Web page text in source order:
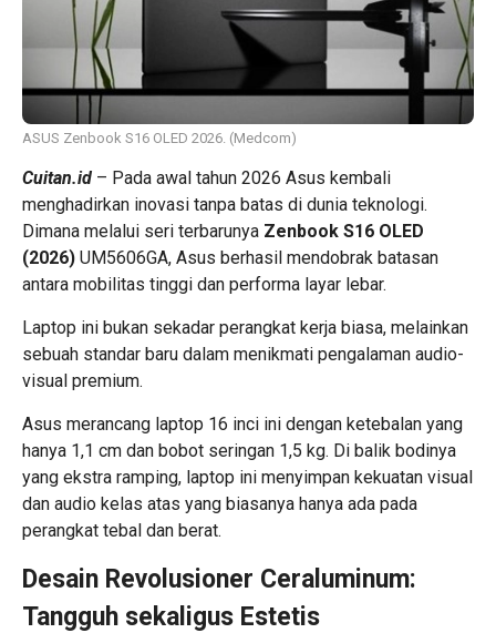
ASUS Zenbook S16 OLED 2026. (Medcom)
Cuitan.id – Pada awal tahun 2026 Asus kembali
menghadirkan inovasi tanpa batas di dunia teknologi.
Dimana melalui seri terbarunya Zenbook S16 OLED
(2026) UM5606GA, Asus berhasil mendobrak batasan
antara mobilitas tinggi dan performa layar lebar.
Laptop ini bukan sekadar perangkat kerja biasa, melainkan
sebuah standar baru dalam menikmati pengalaman audio-
visual premium.
Asus merancang laptop 16 inci ini dengan ketebalan yang
hanya 1,1 cm dan bobot seringan 1,5 kg. Di balik bodinya
yang ekstra ramping, laptop ini menyimpan kekuatan visual
dan audio kelas atas yang biasanya hanya ada pada
perangkat tebal dan berat.
Desain Revolusioner Ceraluminum:
Tangguh sekaligus Estetis